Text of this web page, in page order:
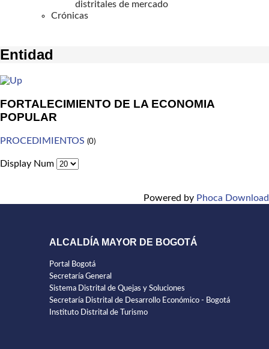
distritales de mercado
Crónicas
Entidad
FORTALECIMIENTO DE LA ECONOMIA
POPULAR
PROCEDIMIENTOS (0)
Display Num
Powered by Phoca Download
ALCALDÍA MAYOR DE BOGOTÁ
Portal Bogotá
Secretaría General
Sistema Distrital de Quejas y Soluciones
Secretaría Distrital de Desarrollo Económico - Bogotá
Instituto Distrital de Turismo